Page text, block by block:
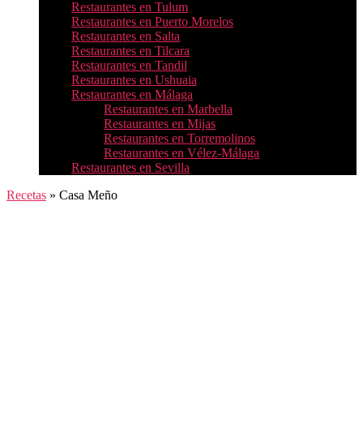
Restaurantes en Tulum
Restaurantes en Puerto Morelos
Restaurantes en Salta
Restaurantes en Tilcara
Restaurantes en Tandil
Restaurantes en Ushuaia
Restaurantes en Málaga
Restaurantes en Marbella
Restaurantes en Mijas
Restaurantes en Torremolinos
Restaurantes en Vélez-Málaga
Restaurantes en Sevilla
Recetas » Casa Meño